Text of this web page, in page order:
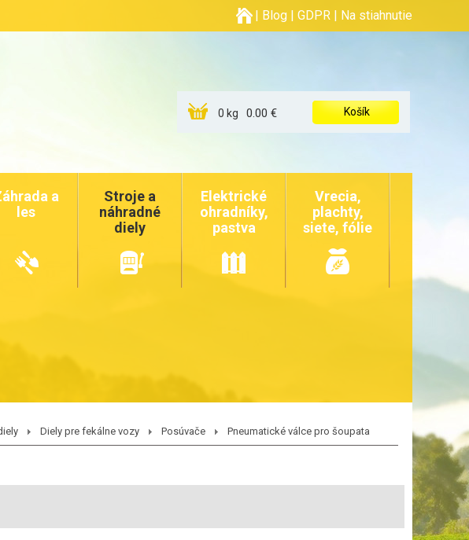
| Blog | GDPR | Na stiahnutie
0 kg 0.00 € Košík
a
les
Stroje a
náhradné
diely
Elektrické
ohradníky,
pastva
Vrecia,
plachty,
siete, fólie
Diely pre fekálne vozy Posúvače Pneumatické válce pro šoupata